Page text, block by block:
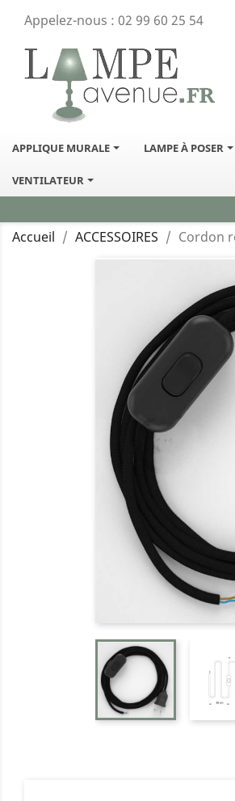
Appelez-nous : 02 99 60 25 54
APPLIQUE MURALE LAMPE À POSER
VENTILATEUR
Accueil ACCESSOIRES Cordon